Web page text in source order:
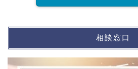
相談窓口